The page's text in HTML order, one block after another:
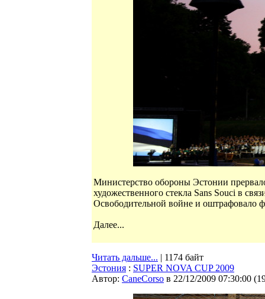
Министерство обороны Эстонии
художественного стекла Sans Souci в
Освободительной войне и оштрафовало
Далее...
Читать дальше... | 1174 байт
Эстония : SUPER NOVA CUP 2009
Автор: CaneCorso в 22/12/2009 07:30:00 (